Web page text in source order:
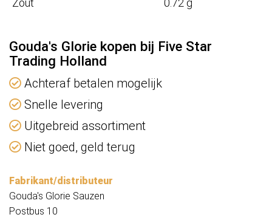
Zout 0.72 g
Gouda's Glorie kopen bij Five Star
Trading Holland
Achteraf betalen mogelijk
Snelle levering
Uitgebreid assortiment
Niet goed, geld terug
Fabrikant/distributeur
Gouda's Glorie Sauzen
Postbus 10